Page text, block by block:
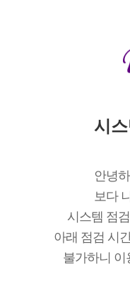
시
안녕
보다
시스템 점
아래 점검 시
불가하니 이